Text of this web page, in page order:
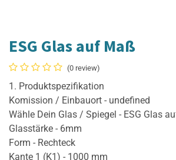
ESG Glas auf Maß
(0 review)
1. Produktspezifikation
Komission / Einbauort - undefined
Wähle Dein Glas / Spiegel - ESG Glas
Glasstärke - 6mm
Form - Rechteck
Kante 1 (K1) - 1000 mm